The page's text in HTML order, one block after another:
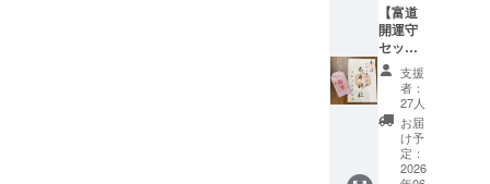
【富道
開運守
セッ
ト】 新
しいス
テージ
へ踏み
出す人
へ贈る
お守
支援
者：
27人
お届
け予
定：
2026